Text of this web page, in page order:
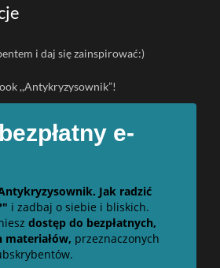
i daj się zainspirować:)
,,Antykryzysownik”!
e-
Jak radzić
i zadbaj o siebie i bliskich.
dostęp do bezpłatnych,
materiałów, przeznaczonych